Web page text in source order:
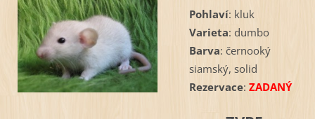
Pohlaví: kluk
Varieta: dumbo
Barva: černooký
siamský, solid
Rezervace: ZADANÝ